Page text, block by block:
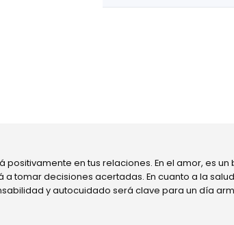
en tus relaciones. En el amor, es
tomar decisiones acertadas. En cuanto a la
y autocuidado será clave para un día